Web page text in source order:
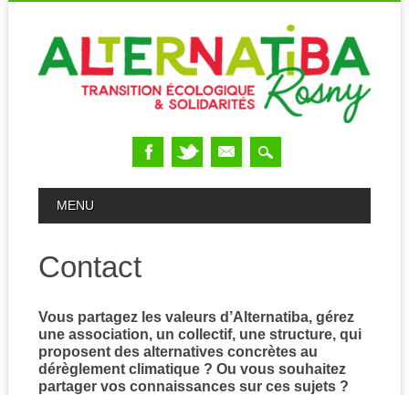
MAIN MENU
MENU
Contact
Vous partagez les valeurs d’Alternatiba, gérez
une association, un collectif, une structure, qui
proposent des alternatives concrètes au
dérèglement climatique ? Ou vous souhaitez
partager vos connaissances sur ces sujets ?